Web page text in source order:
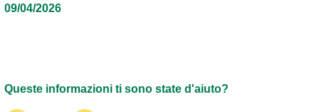
09/04/2026
Queste informazioni ti sono state d'aiuto?